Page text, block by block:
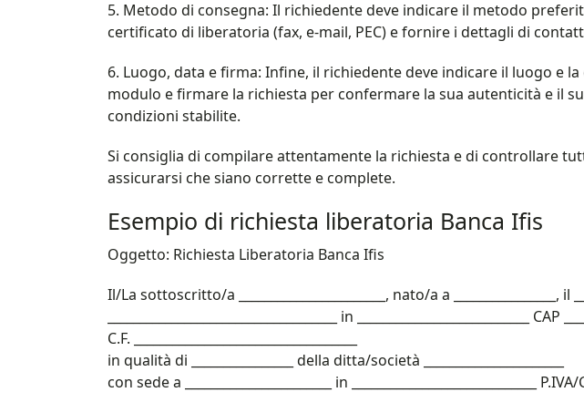
5. Metodo di consegna: Il richiedente deve indicare il metodo
certificato di liberatoria (fax, e-mail, PEC) e fornire i dettagli di
6. Luogo, data e firma: Infine, il richiedente deve indicare il luogo e
modulo e firmare la richiesta per confermare la sua autenticità e il
condizioni stabilite.
Si consiglia di compilare attentamente la richiesta e di controllare
assicurarsi che siano corrette e complete.
Esempio di richiesta liberatoria Banca Ifis
Oggetto: Richiesta Liberatoria Banca Ifis
Il/La sottoscritto/a _______________________, nato/a a ________________, il
____________________________________ in ___________________________ CAP
C.F. ___________________________________
in qualità di ________________ della ditta/società ______________________
con sede a _______________________ in _____________________________ P.IVA/